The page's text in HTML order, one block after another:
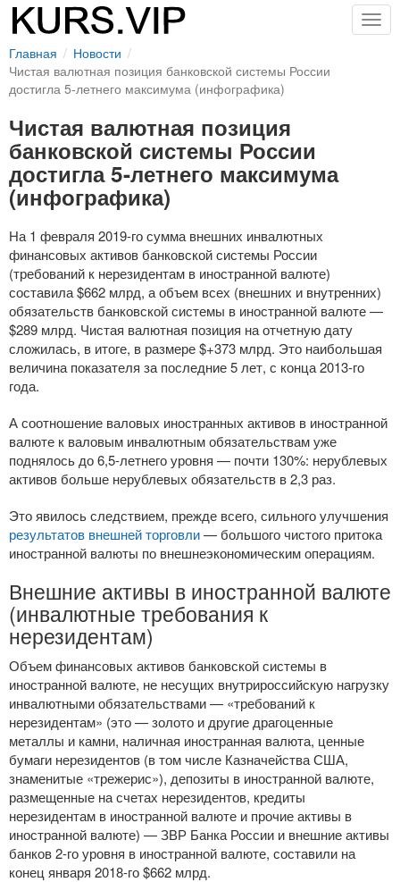
Главная
Новости
Чистая валютная позиция банковской системы России
достигла 5-летнего максимума (инфографика)
Чистая валютная позиция
банковской системы России
достигла 5-летнего максимума
(инфографика)
На 1 февраля 2019-госумма внешних инвалютных
финансовых активов банковской системы России
(требований к нерезидентам в иностранной валюте)
составила $662 млрд, а объем всех (внешних и внутренних)
обязательств банковской системы в иностранной валюте —
$289 млрд. Чистая валютная позиция на отчетную дату
сложилась, в итоге, в размере $+373 млрд. Это наибольшая
величина показателя за последние 5 лет, с конца2013-го
года.
А соотношение валовых иностранных активов в иностранной
валюте к валовым инвалютным обязательствам уже
поднялось до 6,5-летнегоуровня — почти 130%: нерублевых
активов больше нерублевых обязательств в 2,3 раз.
Это явилось следствием, прежде всего, сильного улучшения
результатов внешней торговли— большого чистого притока
иностранной валюты по внешнеэкономическим операциям.
Внешние активы в иностранной валюте
(инвалютные требования к
нерезидентам)
Объем финансовых активов банковской системы в
иностранной валюте, не несущих внутрироссийскую нагрузку
инвалютными обязательствами — «требований к
нерезидентам» (это — золото и другие драгоценные
металлы и камни, наличная иностранная валюта, ценные
бумаги нерезидентов (в том числе Казначейства США,
знаменитые «трежерис»), депозиты в иностранной валюте,
размещенные на счетах нерезидентов, кредиты
нерезидентам в иностранной валюте и прочие активы в
иностранной валюте) — ЗВР Банка России и внешние активы
банков2-гоуровня в иностранной валюте, составили на
конец января 2018-го$662 млрд.